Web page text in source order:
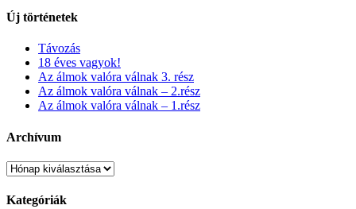
Új történetek
Távozás
18 éves vagyok!
Az álmok valóra válnak 3. rész
Az álmok valóra válnak – 2.rész
Az álmok valóra válnak – 1.rész
Archívum
Kategóriák